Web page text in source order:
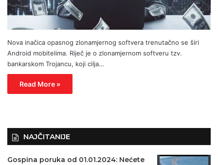
Nova inačica opasnog zlonamjernog softvera trenutačno se širi
Android mobitelima. Riječ je o zlonamjernom softveru tzv.
bankarskom Trojancu, koji cilja…
Read More »
NAJČITANIJE
Gospina poruka od 01.01.2024: Nećete